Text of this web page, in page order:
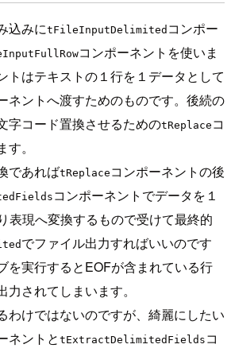
込みにtFileInputDelimited コンポー
コンポーネントを使いま
トはテキストの１行を１データとして
ネントへ渡すためのものです。後続の
字コード置換させるためのtReplace コ
。
であればtReplace コンポーネントの後
コンポーネントでデータを１
表現へ変換するもので受けて最終的
でファイル出力すればいいのです
を実行するとEOFが含まれている行
されてしまいます。
わけではないのですが、綺麗にしたい
ネントと tExtractDelimitedFields コ